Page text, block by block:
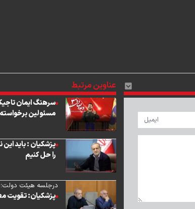
عناوین مرتبط
مسئولین
پزشکیان : باید
را حل کنیم
درجلسه هیئت دولت؛
پزشکیان: تقویت